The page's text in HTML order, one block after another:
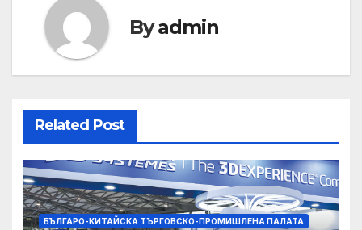
Byadmin
Related Post
БЪЛГАРО-КИТАЙСКА ТЪРГОВСКО-ПРОМИШЛЕНА ПАЛАТА